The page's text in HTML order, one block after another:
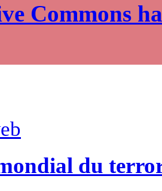
Commons
du